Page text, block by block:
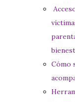
Cómo